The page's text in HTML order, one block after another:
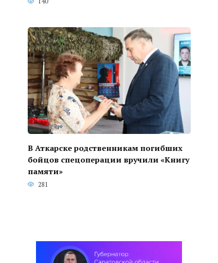
В Аткарске родственникам погибших
бойцов спецоперации вручили «Книгу
памяти»
281